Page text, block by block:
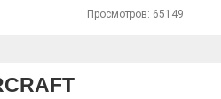
Просмотров: 65149